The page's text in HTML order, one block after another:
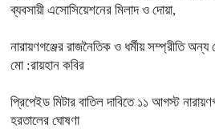
ব্যবসায়ী এসোসিয়েশনের মিলাদ ও দোয়া,
নারায়ণগঞ্জের রাজনৈতিক ও ধর্মীয় সম্প্রীতি
মো :রায়হান কবির
প্রিপেইড মিটার বাতিল দাবিতে ১১ আগস্ট
হরতালের ঘোষণা